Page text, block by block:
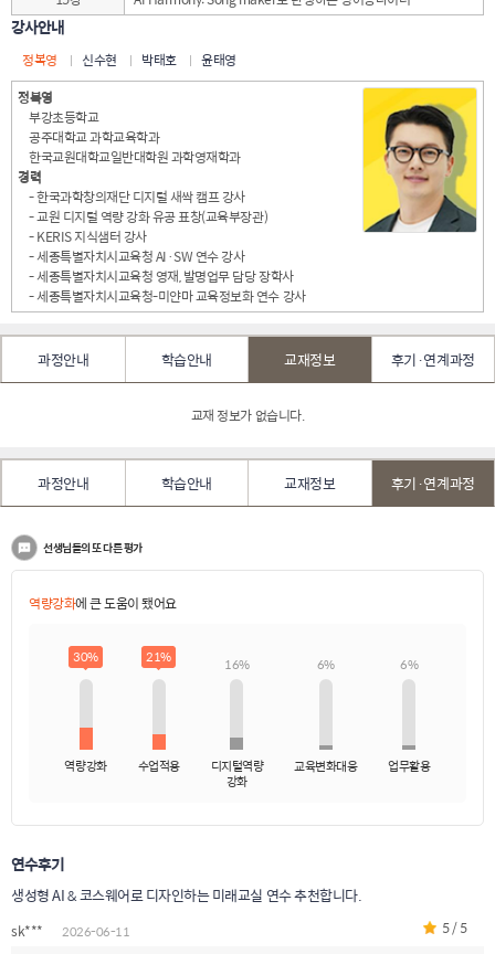
강사안내
정복영 신수현 박태호
윤태영
정복영
부강초등학교
공주대학교 과학교육학과
한국교원대학교일반대학원 과학영재학과
경력
- 한국과학창의재단 디지털 새싹 캠프 강사
- 교원 디지털 역량 강화 유공 표창(교육부장관)
- KERIS 지식샘터 강사
- 세종특별자치시교육청 AI·SW 연수 강사
- 세종특별자치시교육청 영재, 발명업무 담당 장학사
- 세종특별자치시교육청-미얀마 교육정보화 연수 강사
과정안내 학습안내 교재정보 후기·연계과정
교재 정보가 없습니다.
과정안내 학습안내 교재정보 후기·연계과정
선생님들의 또 다른 평가
역량강화에 큰 도움이 됐어요
30%
역량강화
21%
수업적용
16%
디지털역량
강화
6%
교육변화대응
6%
업무활용
연수후기
생성형 AI & 코스웨어로 디자인하는 미래교실 연수 추천합니다.
sk*** 2026-06-11
5 / 5